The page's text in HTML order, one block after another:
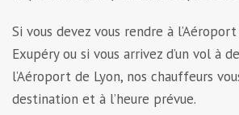
Si vous devez vous rendre à
Exupéry ou si vous arrivez d’un vol à
l’Aéroport de Lyon, nos chauffeurs
destination et à l’heure prévue.